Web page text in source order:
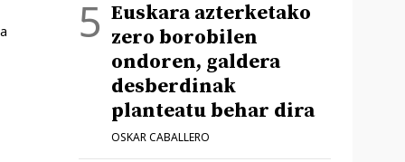
Euskara azterketako
zero borobilen
ondoren, galdera
desberdinak
planteatu behar dira
OSKAR CABALLERO